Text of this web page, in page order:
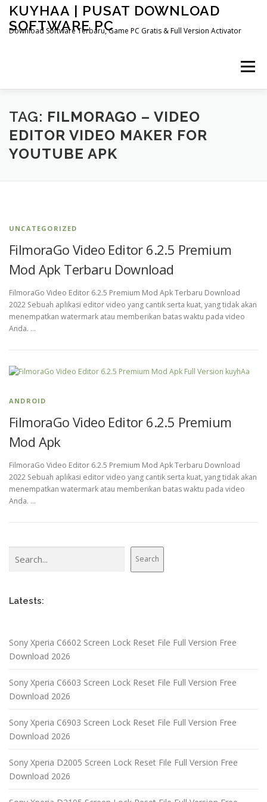
Skip
content
KUYHAA | PUSAT DOWNLOAD
SOFTWARE PC
Download Software Terbaru, Game PC Gratis & Full Version Activator
Menu
HOME CATEGORIES ABOUT US
OTHER PAGES
TAG: FILMORAGO – VIDEO
EDITOR VIDEO MAKER FOR
YOUTUBE APK
UNCATEGORIZED
FilmoraGo Video Editor 6.2.5 Premium
Mod Apk Terbaru Download
FilmoraGo Video Editor 6.2.5 Premium Mod Apk Terbaru Download
2022 Sebuah aplikasi editor video yang cantik serta kuat, yang tidak akan
menempatkan watermark atau memberikan batas waktu pada video
Anda. …
ANDROID
FilmoraGo Video Editor 6.2.5 Premium
Mod Apk
FilmoraGo Video Editor 6.2.5 Premium Mod Apk Terbaru Download
2022 Sebuah aplikasi editor video yang cantik serta kuat, yang tidak akan
menempatkan watermark atau memberikan batas waktu pada video
Anda. …
Search
Latests:
Sony Xperia C6602 Screen Lock Reset File Full Version Free
Download 2026
Sony Xperia C6603 Screen Lock Reset File Full Version Free
Download 2026
Sony Xperia C6903 Screen Lock Reset File Full Version Free
Download 2026
Sony Xperia D2005 Screen Lock Reset File Full Version Free
Download 2026